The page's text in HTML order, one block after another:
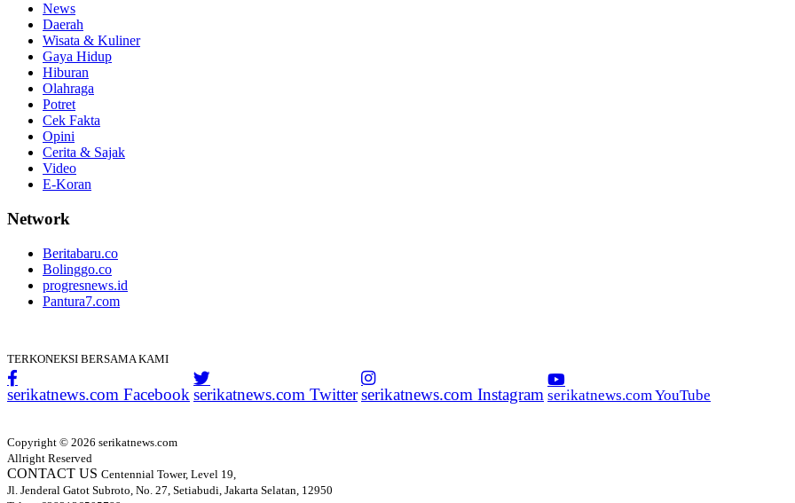
News
Daerah
Wisata & Kuliner
Gaya Hidup
Hiburan
Olahraga
Potret
Cek Fakta
Opini
Cerita & Sajak
Video
E-Koran
Network
Beritabaru.co
Bolinggo.co
progresnews.id
Pantura7.com
TERKONEKSI BERSAMA KAMI
serikatnews.com Facebook serikatnews.com Twitter serikatnews.com Instagram serikatnews.com YouTube
Copyright © 2026 serikatnews.com
Allright Reserved
CONTACT US Centennial Tower, Level 19,
Jl. Jenderal Gatot Subroto, No. 27, Setiabudi, Jakarta Selatan, 12950